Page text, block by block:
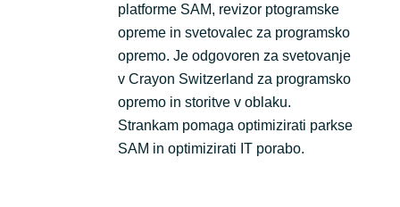
platforme SAM, revizor ptogramske
opreme in svetovalec za programsko
opremo. Je odgovoren za svetovanje
v Crayon Switzerland za programsko
opremo in storitve v oblaku.
Strankam pomaga optimizirati parkse
SAM in optimizirati IT porabo.